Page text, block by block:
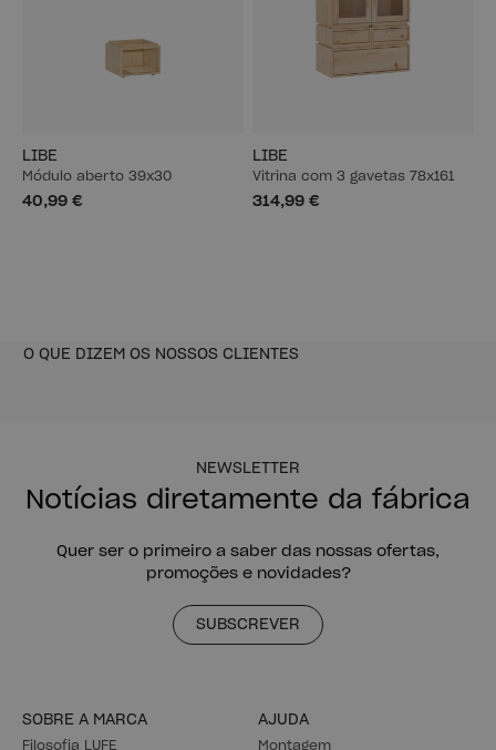
LIBE
Módulo aberto 39x30
40,99 €
LIBE
Vitrina com 3 gavetas 78x161
314,99 €
MONTESSORI
Armário infantil aberto com
LIBE
Cómoda com 3 gavetas 78x87
194,99 €